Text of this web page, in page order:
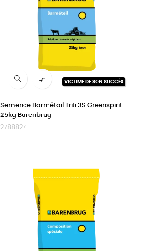
VICTIME DE SON SUCCÈS

Semence Barmétail Triti 3S Greenspirit
25kg Barenbrug
2788827